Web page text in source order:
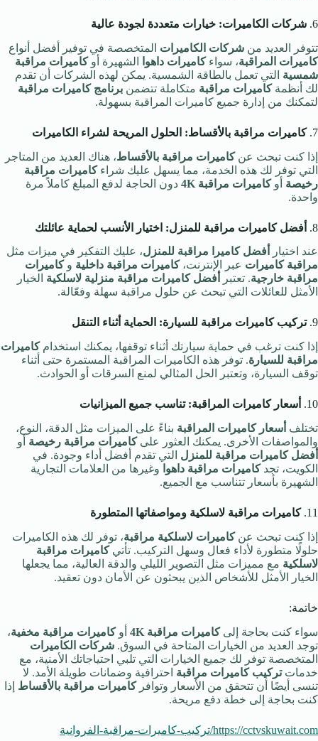
6. شركات الكاميرات: خيارات متعددة لجودة عالية
تتوفر العديد من شركات الكاميرات المتخصصة في توفير أفضل أنواع
كاميرات المراقبة، سواءكاميرات داهوا الشهيرة أوكاميرات مراقبة
شمسية التي تعمل بالطاقة الشمسية. يمكن لهذه الشركات أن تقدم
لك أنظمةكاميرات مراقبة متكاملة تتضمن برنامج كاميرات مراقبة
لتمكنك من إدارة جميع كاميرات المراقبة بسهولة.
7. كاميرات مراقبة بالأقساط: الحلول المريحة لشراء الكاميرات
إذا كنت تبحث عنكاميرات مراقبة بالأقساط، هناك العديد من المتاجر
التي توفر لك هذه الخدمة، مما يسهل عليك شراءكاميرات مراقبة
رخيصة أوكاميرات مراقبة 4K
دون الحاجة لدفع المبلغ كاملاً مرة
واحدة.
8.
أفضل كاميرات مراقبة للمنزل: اختيار الأنسب لحماية عائلتك
عند اختيار
أفضل كاميرا مراقبة للمنزل، عليك التفكير في ميزات مثل
مراقبة كاميرات عبر الإنترنت،كاميرات مراقبة داخلية وكاميرات
مراقبة خارجية. تعتبر أفضل كاميرات مراقبة منزلية لاسلكية الخيار
الأمثل للعائلات التي تبحث عن حلول مراقبة سهلة وفعّالة.
9. تركيب كاميرات مراقبة للسيارة: الحماية أثناء التنقل
إذا كنت ترغب في حماية سيارتك أثناء توقفها، يمكنك استخدامكاميرات
مراقبة للسيارة. توفر هذه الكاميرات المراقبة المستمرة حتى أثناء
توقف السيارة، وتعتبر الحل المثالي لمنع السرقات أو الحوادث.
10.
أسعار كاميرات المراقبة: تناسب جميع الميزانيات
تختلف أسعار كاميرات المراقبة بناءً على الميزات مثل الدقة، النوع،
والمواصفات الأخرى. يمكنك العثور علىكاميرات مراقبة رخيصة أو
أفضل كاميرات مراقبة للمنزل التي تقدم أفضل أداء وجودة. في
الكويت، تجدكاميرات مراقبة داهوا وغيرها من العلامات التجارية
الشهيرة بأسعار تتناسب مع الجميع.
11. كاميرات مراقبة لاسلكية ومواصفاتها المتطورة
إذا كنت تبحث عنكاميرات لاسلكية مراقبة، توفر لك هذه الكاميرات
حلولًا متطورة لأداء فعال وسهل التركيب. تأتيكاميرات مراقبة
لاسلكية مع مميزات مثل التصوير الليلي والدقة العالية، مما يجعلها
الخيار الأمثل للأشخاص الذين يبحثون عن الأمان دون تعقيد.
خاتمة:
سواء كنت بحاجة إلىكاميرات مراقبة 4K أوكاميرات مراقبة مخفية،
توجد العديد من الخيارات المتاحة في السوق. شركات الكاميرات
المتخصصة توفر لك جميع الخيارات التي تلبي احتياجاتك الأمنية، مع
خدماتتركيب كاميرات مراقبة احترافية وضمانات طويلة الأمد. لا
تنسى أيضًا أن تتحقق من الأسعار وتوافركاميرات مراقبة بالأقساط إذا
كنت بحاجة إلى خطة دفع مريحة.
https://cctvskuwait.com/تركيب-كاميرات-مراقبة-الفروانية